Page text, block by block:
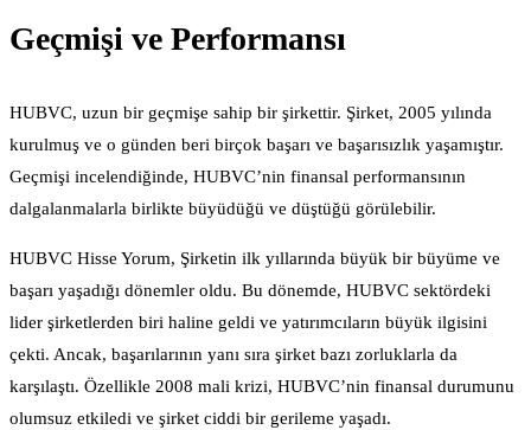
Geçmişi ve Performansı
HUBVC, uzun bir geçmişe sahip bir şirkettir. Şirket, 2005 yılında
kurulmuş ve o günden beri birçok başarı ve başarısızlık yaşamıştır.
Geçmişi incelendiğinde, HUBVC’nin finansal performansının
dalgalanmalarla birlikte büyüdüğü ve düştüğü görülebilir.
HUBVC Hisse Yorum, Şirketin ilk yıllarında büyük bir büyüme ve
başarı yaşadığı dönemler oldu. Bu dönemde, HUBVC sektördeki
lider şirketlerden biri haline geldi ve yatırımcıların büyük ilgisini
çekti. Ancak, başarılarının yanı sıra şirket bazı zorluklarla da
karşılaştı. Özellikle 2008 mali krizi, HUBVC’nin finansal durumunu
olumsuz etkiledi ve şirket ciddi bir gerileme yaşadı.